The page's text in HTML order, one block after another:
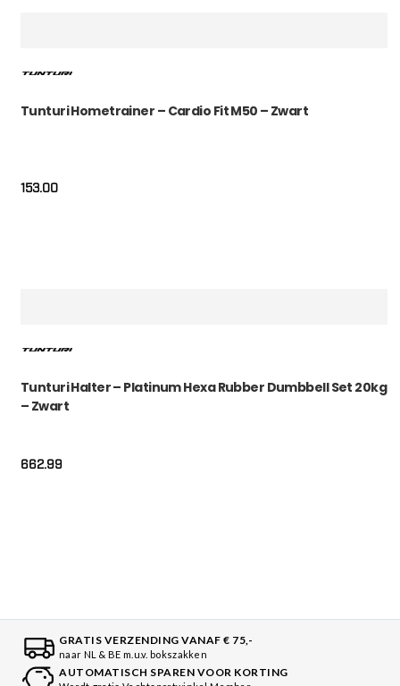
Tunturi Hometrainer – Cardio Fit M50 – Zwart
153.00
Tunturi Halter – Platinum Hexa Rubber Dumbbell Set 20kg
– Zwart
662.99
GRATIS VERZENDING VANAF € 75,-
naar NL & BE m.u.v. bokszakken
AUTOMATISCH SPAREN VOOR KORTING